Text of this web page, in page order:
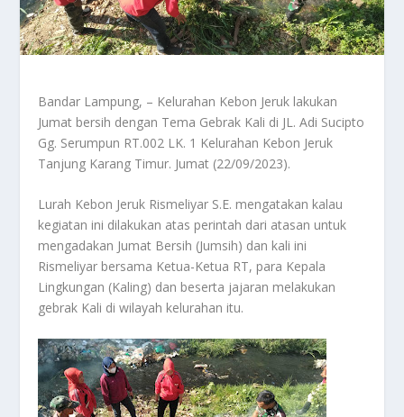
Bandar Lampung, – Kelurahan Kebon Jeruk lakukan
Jumat bersih dengan Tema Gebrak Kali di JL. Adi Sucipto
Gg. Serumpun RT.002 LK. 1 Kelurahan Kebon Jeruk
Tanjung Karang Timur. Jumat (22/09/2023).
Lurah Kebon Jeruk Rismeliyar S.E. mengatakan kalau
kegiatan ini dilakukan atas perintah dari atasan untuk
mengadakan Jumat Bersih (Jumsih) dan kali ini
Rismeliyar bersama Ketua-Ketua RT, para Kepala
Lingkungan (Kaling) dan beserta jajaran melakukan
gebrak Kali di wilayah kelurahan itu.